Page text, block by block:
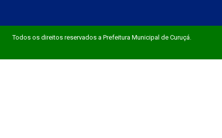
Todos os direitos reservados a Prefeitura Municipal de Curuçá.